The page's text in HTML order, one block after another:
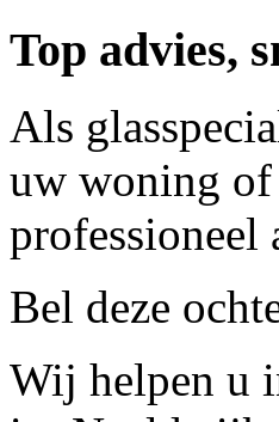
Top advies,
Als
uw woning of
professioneel
Bel deze
Wij helpen u